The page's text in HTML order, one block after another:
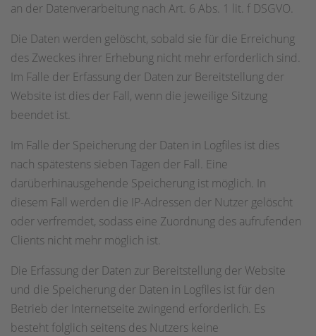
an der Datenverarbeitung nach Art. 6 Abs. 1 lit. f DSGVO.
Die Daten werden gelöscht, sobald sie für die Erreichung
des Zweckes ihrer Erhebung nicht mehr erforderlich sind.
Im Falle der Erfassung der Daten zur Bereitstellung der
Website ist dies der Fall, wenn die jeweilige Sitzung
beendet ist.
Im Falle der Speicherung der Daten in Logfiles ist dies
nach spätestens sieben Tagen der Fall. Eine
darüberhinausgehende Speicherung ist möglich. In
diesem Fall werden die IP-Adressen der Nutzer gelöscht
oder verfremdet, sodass eine Zuordnung des aufrufenden
Clients nicht mehr möglich ist.
Die Erfassung der Daten zur Bereitstellung der Website
und die Speicherung der Daten in Logfiles ist für den
Betrieb der Internetseite zwingend erforderlich. Es
besteht folglich seitens des Nutzers keine